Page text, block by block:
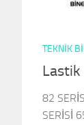
TEKNIK
Lastik
82
SERİSİ